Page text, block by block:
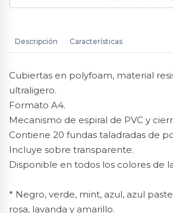
Descripción Características
Cubiertas en polyfoam, material
ultraligero.
Formato A4.
Mecanismo de espiral de PVC y
Contiene 20 fundas taladradas de
Incluye sobre transparente.
Disponible en todos los colores de
* Negro, verde, mint, azul, azul
rosa, lavanda y amarillo.